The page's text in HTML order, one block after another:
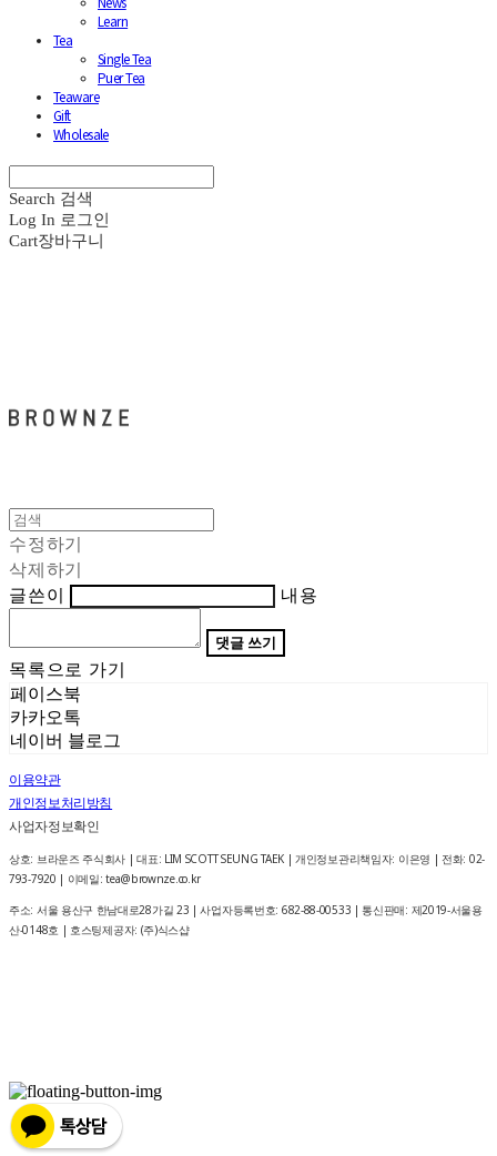
Learn
Tea
Single Tea
Puer Tea
Teaware
Gift
Wholesale
Search 검색
Log In 로그인
Cart장바구니
수정하기
삭제하기
글쓴이
내용
댓글 쓰기
목록으로 가기
페이스북
카카오톡
네이버 블로그
이용약관
개인정보처리방침
사업자정보확인
상호: 브라운즈 주식회사 | 대표: LIM SCOTT SEUNG TAEK | 개인정보관리책임자: 이은영 | 전화: 02-
793-7920 | 이메일: tea@brownze.co.kr
주소: 서울 용산구 한남대로28가길 23 | 사업자등록번호: 682-88-00533 | 통신판매: 제2019-서울용
산-0148호 | 호스팅제공자: (주)식스샵